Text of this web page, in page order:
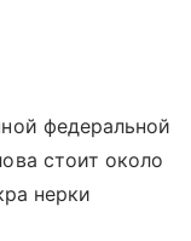
федеральной
стоит около
нерки